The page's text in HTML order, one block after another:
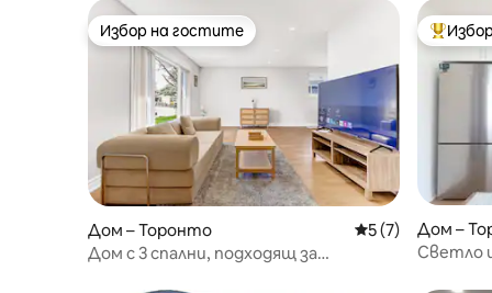
Избор на гостите
Избор на гостите
Дом – Торонто Средна оценка:
5 (7)
Дом с 3 спални, подходящ за
Най-
Дом –
Светло